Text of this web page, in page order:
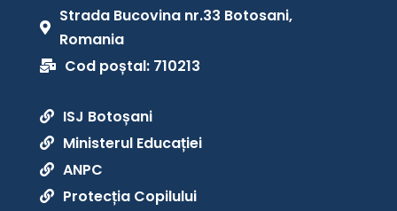

Strada Bucovina nr.33 Botosani,
Romania
 Cod poștal: 710213
 ISJ Botoșani
 Ministerul Educației
 ANPC
 Protecția Copilului